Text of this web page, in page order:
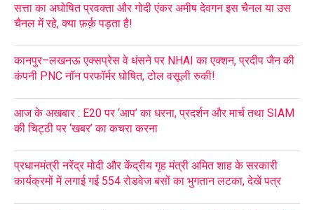
सत्ता का अघोषित प्रवक्ता और गोदी एंकर अमीष देवगन इस चैनल या उस
चैनल में रहे, क्या फ़र्क़ पड़ता है!
कानपुर–लखनऊ एक्सप्रेस वे धंसने पर NHAI का एक्शन, प्रदीप जैन की
कंपनी PNC नॉन परफॉर्मर घोषित, टोल वसूली रुकी!
आज के अखबार : E20 पर ‘आप’ का धरना, प्रदर्शन और मार्च तथा SIAM
की चिट्ठी पर ‘खबर’ का कचरा करना
प्रधानमंत्री नरेंद्र मोदी और केंद्रीय गृह मंत्री अमित शाह के सरकारी
कार्यक्रमों में लगाई गई 554 रोडवेज बसों का भुगतान लटका, देखें पत्र